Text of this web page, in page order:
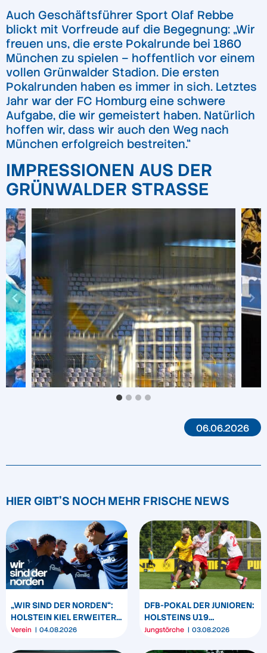
Auch Geschäftsführer Sport Olaf Rebbe
blickt mit Vorfreude auf die Begegnung: „Wir
freuen uns, die erste Pokalrunde bei 1860
München zu spielen – hoffentlich vor einem
vollen Grünwalder Stadion. Die ersten
Pokalrunden haben es immer in sich. Letztes
Jahr war der FC Homburg eine schwere
Aufgabe, die wir gemeistert haben. Natürlich
hoffen wir, dass wir auch den Weg nach
München erfolgreich bestreiten.“
IMPRESSIONEN AUS DER
GRÜNWALDER STRASSE
06.06.2026
HIER GIBT'S NOCH MEHR FRISCHE NEWS
„WIR SIND DER NORDEN“:
HOLSTEIN KIEL ERWEITERT
SEIN MARKENBILD
Verein 04.08.2026
DFB-POKAL DER JUNIOREN:
HOLSTEINS U19
TRIUMPHIERT IN
Jungstörche 03.08.2026